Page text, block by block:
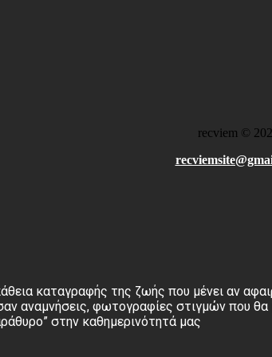
recviem ©
καταγραφής της ζωής που μένει αν
αναμνήσεις, φωτογραφίες στιγμών που
στην καθημερινότητά μας